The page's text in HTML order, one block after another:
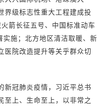
界级标志性重大工程建成投
箭长征五号、中国标准动车
实施；北方地区清洁取暖、新
医院改造提升等关乎群众切
新冠肺炎疫情，习近平总书
至上、生命至上，以非常之